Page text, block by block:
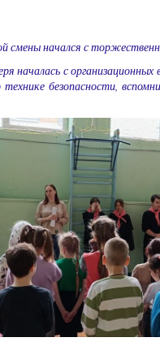
смены начался с
началась с
безопасности,